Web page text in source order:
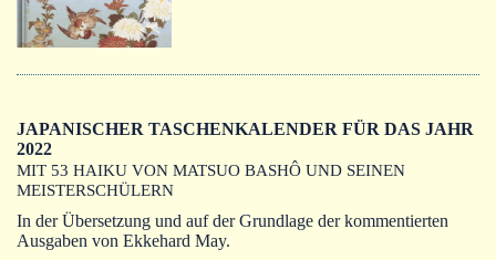
Bibliophilia
Autoren
Warenkorb
JAPANISCHER TASCHENKALENDER FÜR DAS JAHR
2022
MIT 53 HAIKU VON MATSUO BASHÔ UND SEINEN
MEISTERSCHÜLERN
In der Übersetzung und auf der Grundlage der kommentierten
Ausgaben von Ekkehard May.